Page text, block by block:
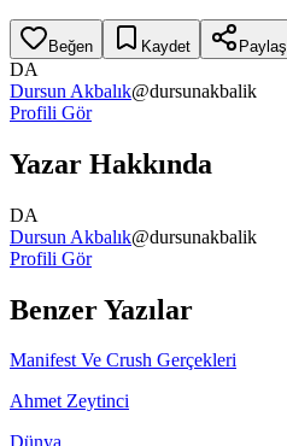
Beğen Kaydet Paylaş
DA
Dursun Akbalık@dursunakbalik
Profili Gör
Yazar Hakkında
DA
Dursun Akbalık@dursunakbalik
Profili Gör
Benzer Yazılar
Manifest Ve Crush Gerçekleri
Ahmet Zeytinci